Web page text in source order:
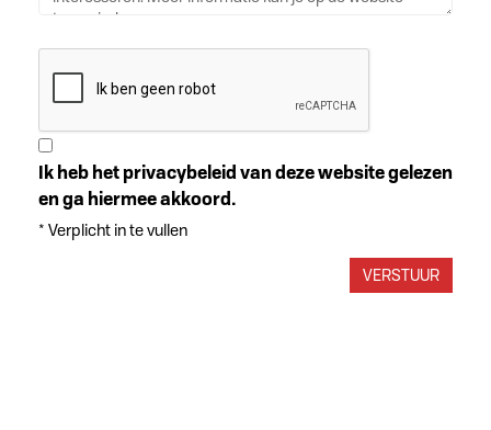
Ik heb het privacybeleid van deze website gelezen
en ga hiermee akkoord.
* Verplicht in te vullen